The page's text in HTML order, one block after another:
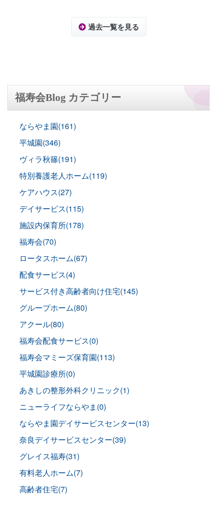
過去一覧を見る
福寿会Blog カテゴリー
ならやま園(161)
平城園(346)
ヴィラ秋篠(191)
特別養護老人ホーム(119)
ケアハウス(27)
デイサービス(115)
施設内保育所(178)
福寿会(70)
ロータスホーム(67)
配食サービス(4)
サービス付き高齢者向け住宅(145)
グループホーム(80)
アクール(80)
福寿会配食サービス(0)
福寿会マミーズ保育園(113)
平城園診療所(0)
あきしの整形外科クリニック(1)
ニューライフならやま(0)
ならやま園デイサービスセンター(13)
奈良デイサービスセンター(39)
グレイス福寿(31)
有料老人ホーム(7)
高齢者住宅(7)